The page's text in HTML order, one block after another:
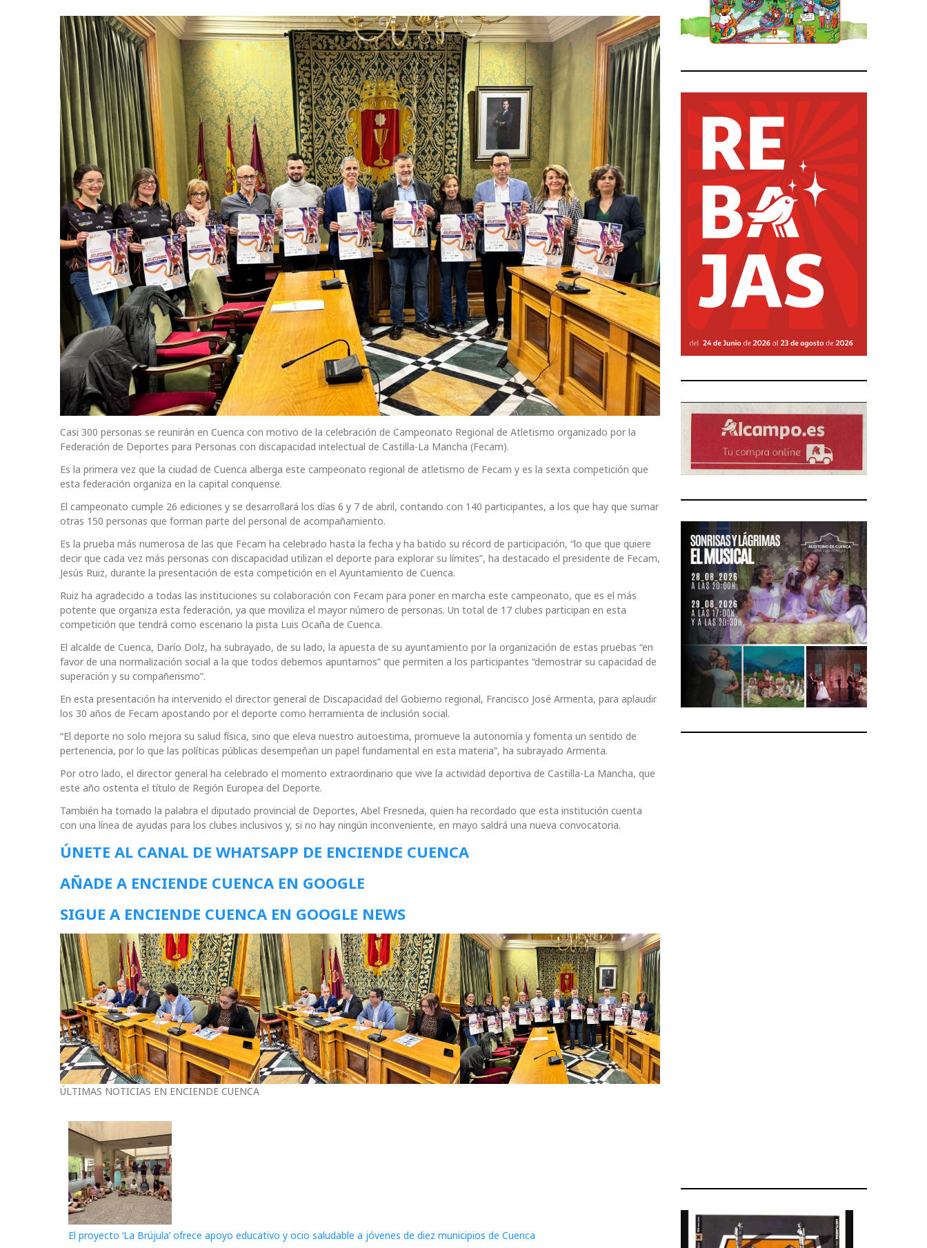
Casi 300 personas se reunirán en Cuenca con motivo de la celebración de Campeonato Regional de Atletismo organizado por la
Federación de Deportes para Personas con discapacidad intelectual de Castilla-La Mancha (Fecam).
Es la primera vez que la ciudad de Cuenca alberga este campeonato regional de atletismo de Fecam y es la sexta competición que
esta federación organiza en la capital conquense.
El campeonato cumple 26 ediciones y se desarrollará los días 6 y 7 de abril, contando con 140 participantes, a los que hay que sumar
otras 150 personas que forman parte del personal de acompañamiento.
Es la prueba más numerosa de las que Fecam ha celebrado hasta la fecha y ha batido su récord de participación, “lo que que quiere
decir que cada vez más personas con discapacidad utilizan el deporte para explorar su límites”, ha destacado el presidente de Fecam,
Jesús Ruiz, durante la presentación de esta competición en el Ayuntamiento de Cuenca.
Ruiz ha agradecido a todas las instituciones su colaboración con Fecam para poner en marcha este campeonato, que es el más
potente que organiza esta federación, ya que moviliza el mayor número de personas. Un total de 17 clubes participan en esta
competición que tendrá como escenario la pista Luis Ocaña de Cuenca.
El alcalde de Cuenca, Darío Dolz, ha subrayado, de su lado, la apuesta de su ayuntamiento por la organización de estas pruebas “en
favor de una normalización social a la que todos debemos apuntarnos” que permiten a los participantes “demostrar su capacidad de
superación y su compañerismo”.
En esta presentación ha intervenido el director general de Discapacidad del Gobierno regional, Francisco José Armenta, para aplaudir
los 30 años de Fecam apostando por el deporte como herramienta de inclusión social.
“El deporte no solo mejora su salud física, sino que eleva nuestro autoestima, promueve la autonomía y fomenta un sentido de
pertenencia, por lo que las políticas públicas desempeñan un papel fundamental en esta materia”, ha subrayado Armenta.
Por otro lado, el director general ha celebrado el momento extraordinario que vive la actividad deportiva de Castilla-La Mancha, que
este año ostenta el título de Región Europea del Deporte.
También ha tomado la palabra el diputado provincial de Deportes, Abel Fresneda, quien ha recordado que esta institución cuenta
con una línea de ayudas para los clubes inclusivos y, si no hay ningún inconveniente, en mayo saldrá una nueva convocatoria.
ÚNETE AL CANAL DE WHATSAPP DE ENCIENDE CUENCA
AÑADE A ENCIENDE CUENCA EN GOOGLE
SIGUE A ENCIENDE CUENCA EN GOOGLE NEWS
ÚLTIMAS NOTICIAS EN ENCIENDE CUENCA
El proyecto ‘La Brújula’ ofrece apoyo educativo y ocio saludable a jóvenes de diez municipios de Cuenca